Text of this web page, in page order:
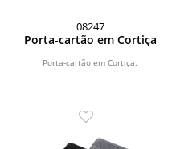
08247
Porta-cartão em Cortiça
Porta-cartão em Cortiça.